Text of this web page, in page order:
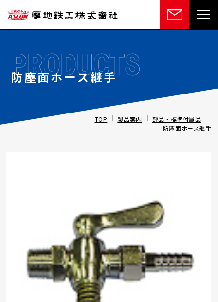
防塵面ホース継手
PRODUCTS
TOP 製品案内
部品・標準付属品
防塵面ホース継手